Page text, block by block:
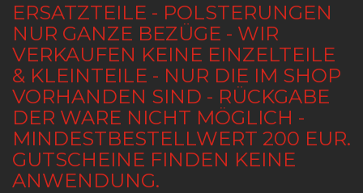
ERSATZTEILE - POLSTERUNGEN
NUR GANZE BEZÜGE - WIR
VERKAUFEN KEINE EINZELTEILE
& KLEINTEILE - NUR DIE IM SHOP
VORHANDEN SIND - RÜCKGABE
DER WARE NICHT MÖGLICH -
MINDESTBESTELLWERT 200 EUR.
GUTSCHEINE FINDEN KEINE
ANWENDUNG.